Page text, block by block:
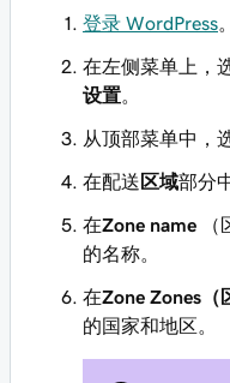
登录 WordPress
在左侧菜单上，
设置
从顶部菜单中，
在配送 区域部分
在Zone name （
的名称。
在Zone Zones（
的国家和地区。